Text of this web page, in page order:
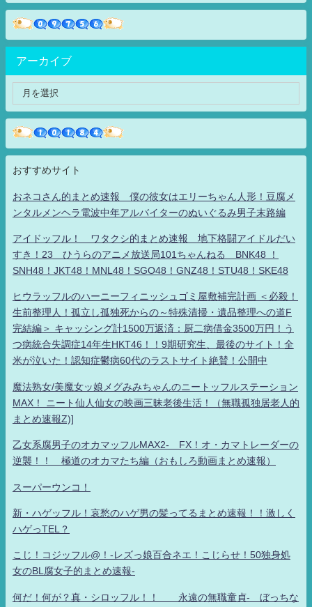
アーカイブ
おすすめサイト
おネコさん的まとめ速報 僕の彼女はエリーちゃん人形！豆腐メ
ンタルメンヘラ電波中年アルバイターのぬいぐるみ男子末路編
アイドッフル！ ワタクシ的まとめ速報 地下格闘アイドルだい
すき！23 ひうらのアニメ放送局101ちゃんねる BNK48 ！
SNH48！JKT48！MNL48！SGO48！GNZ48！STU48！SKE48
ヒウラッフルのハーニーフィニッシュゴミ屋敷補完計画 ＜必殺！
生前整理人！孤立し孤独死からの～特殊清掃・遺品整理への道F
完結編＞ キャッシング計1500万返済：厨二病借金3500万円！う
つ病統合失調症14年生HKT46！！9期研究生、最後のサイト！全
米が泣いた！認知症鬱病60代のラストサイト絶賛！公開中
魔法熟女/美魔女ッ娘メグみみちゃんのニートッフルステーション
MAX！ ニート仙人仙女の映画三昧老後生活！（無職孤独居老人的
まとめ速報Z)]
乙女系腐男子のオカマッフルMAX2- FX！オ・カマトレーダーの
逆襲！！ 極道のオカマたち編（おもしろ動画まとめ速報）
スーパーウンコ！
新・ハゲッフル！哀愁のハゲ男の髪ってるまとめ速報！！激しく
ハゲっTEL？
こじ！コジッフル@！-レズっ娘百合ネエ！こじらせ！50独身処
女のBL腐女子的まとめ速報-
何だ！何が？真・シロッフル！！ 永遠の無職童貞- ぼっちな